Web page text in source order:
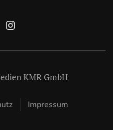
KMR GmbH
Impressum